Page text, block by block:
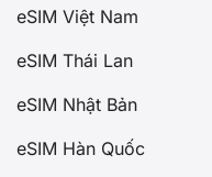
eSIM Việt Nam
eSIM Thái Lan
eSIM Nhật Bản
eSIM Hàn Quốc